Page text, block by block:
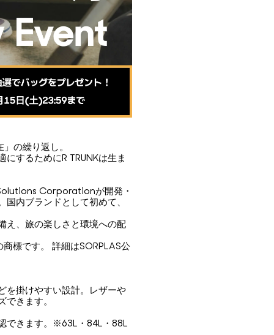
の繰り返し。
するためにR TRUNKは生ま
Corporationが開発・
内ブランドとして初めて、
え、旅の楽しさと環境への配
標です。 詳細はSORPLAS公
を掛けやすい設計。レザーや
きます。
できます。※63L・84L・88L